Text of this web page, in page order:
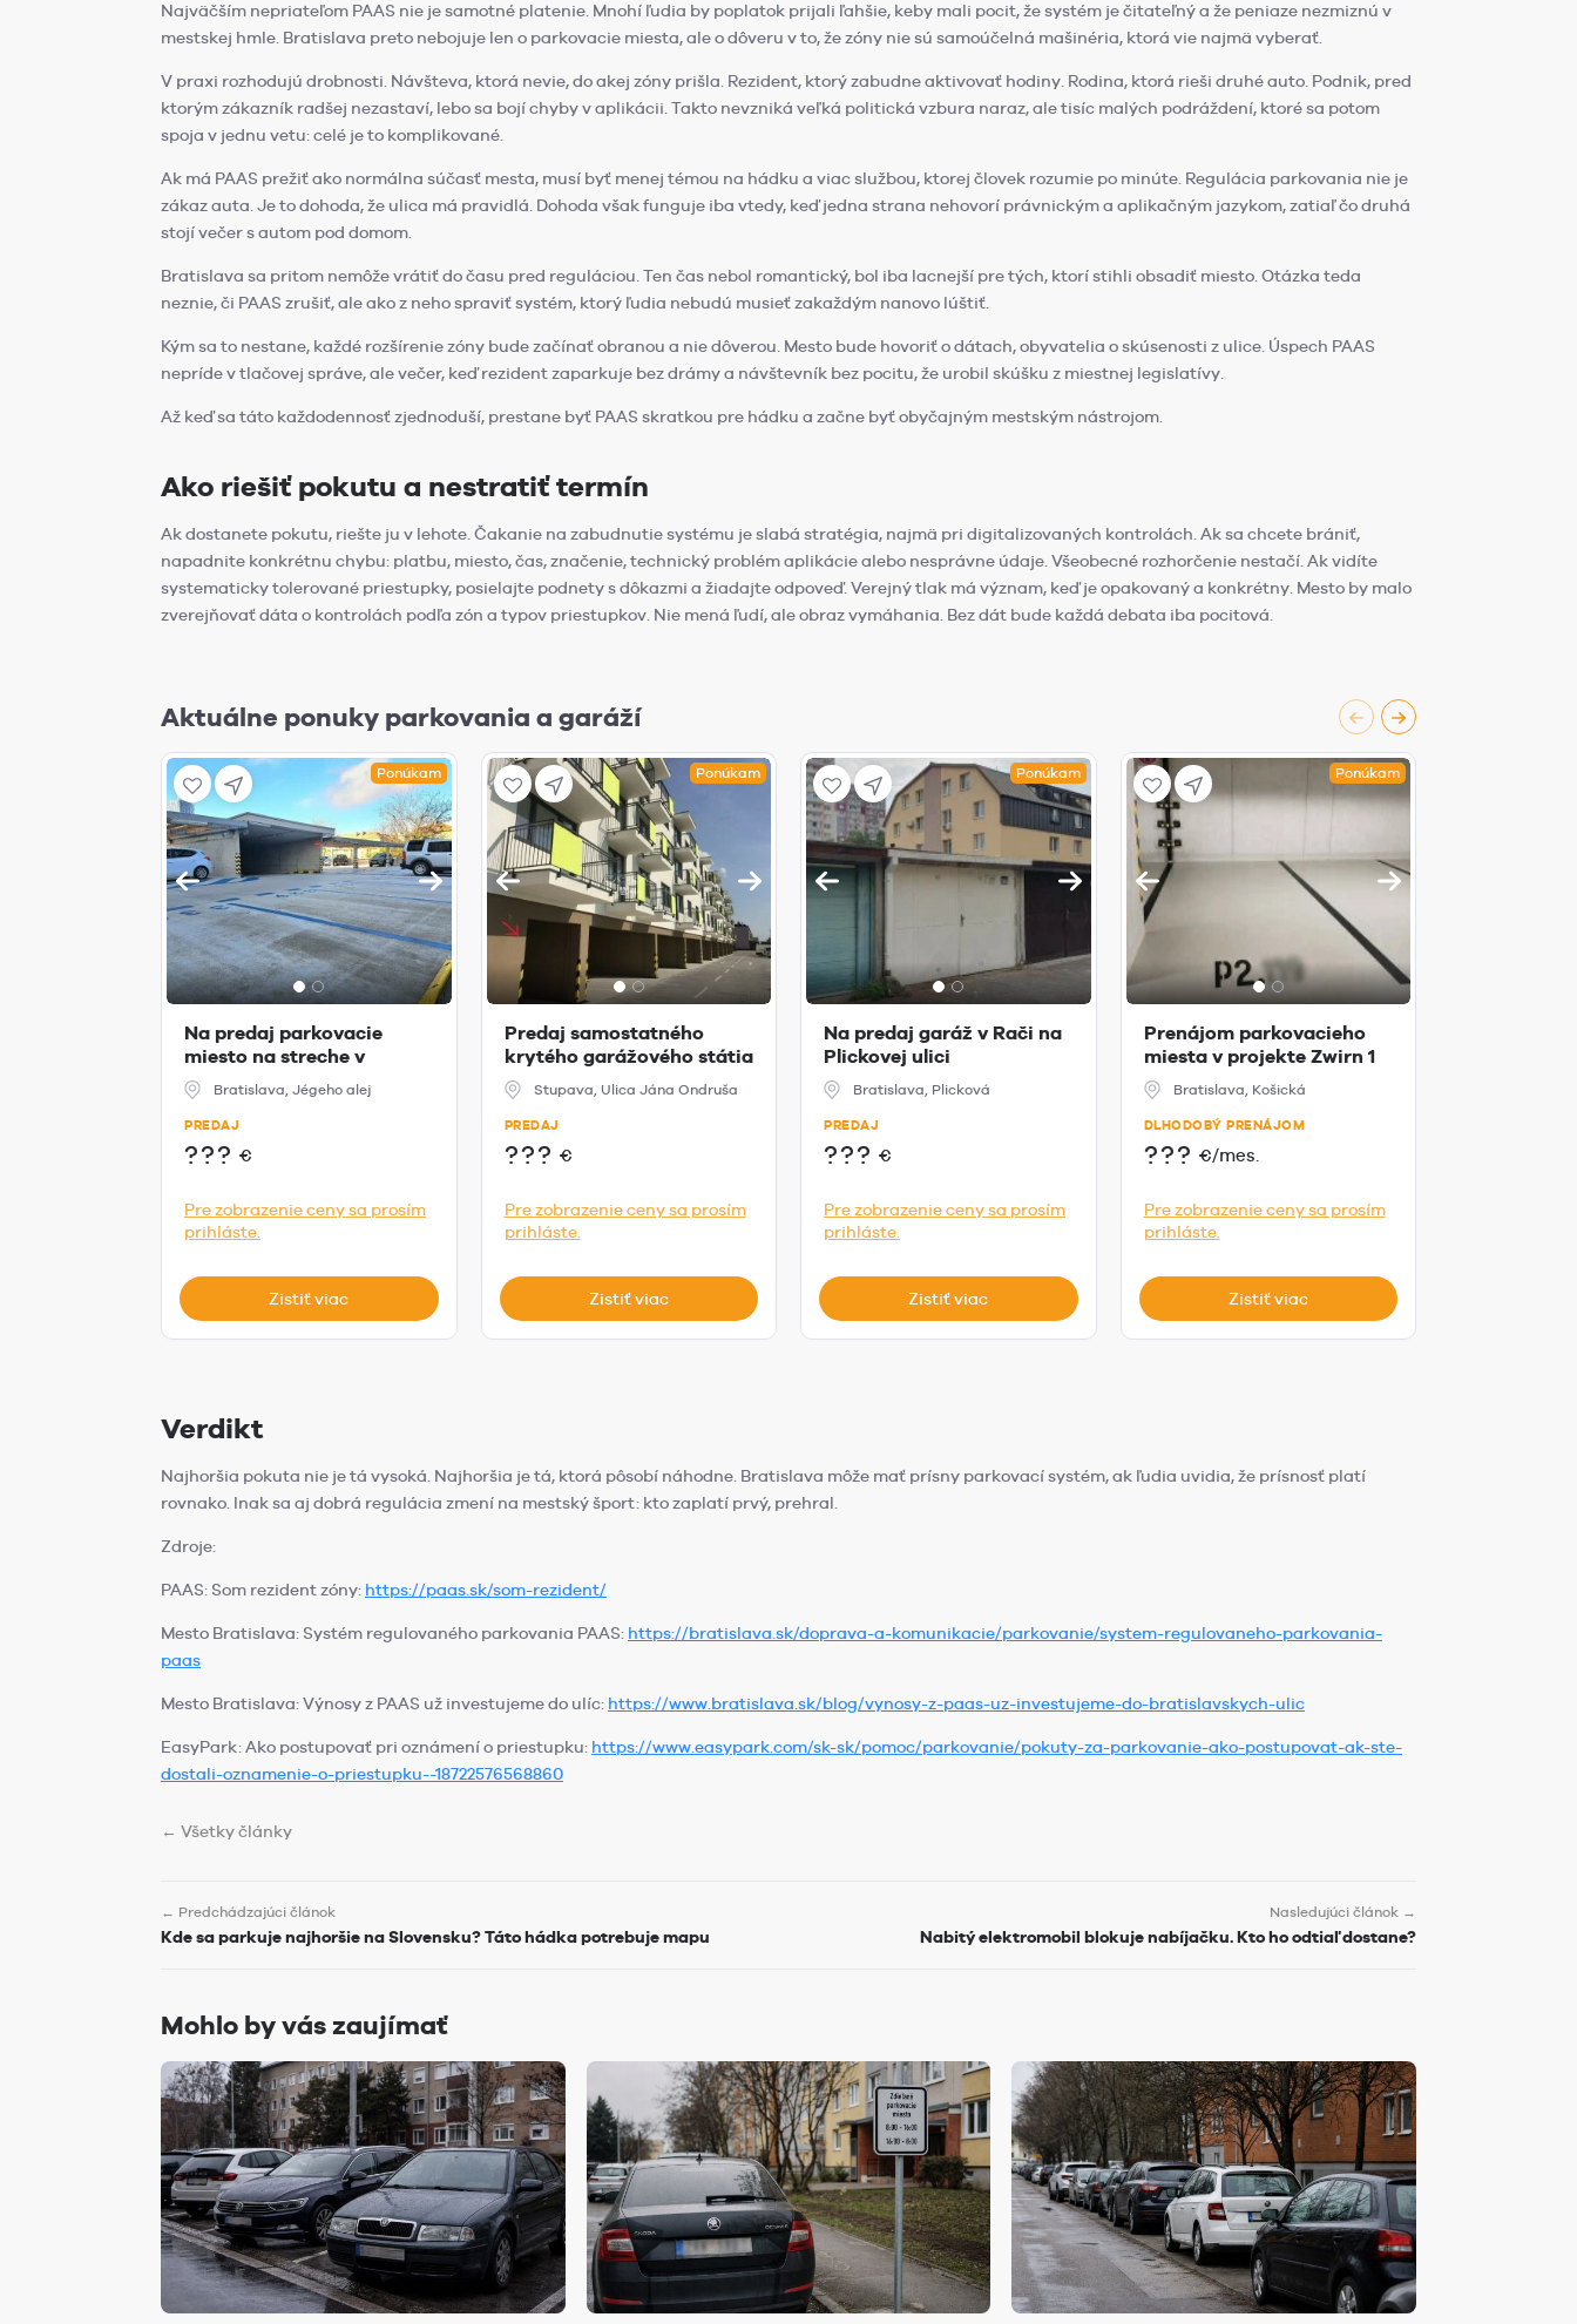
Najväčším nepriateľom PAAS nie je samotné platenie. Mnohí ľudia by poplatok prijali ľahšie, keby mali pocit, že systém je čitateľný a že peniaze nezmiznú v
mestskej hmle. Bratislava preto nebojuje len o parkovacie miesta, ale o dôveru v to, že zóny nie sú samoúčelná mašinéria, ktorá vie najmä vyberať.
V praxi rozhodujú drobnosti. Návšteva, ktorá nevie, do akej zóny prišla. Rezident, ktorý zabudne aktivovať hodiny. Rodina, ktorá rieši druhé auto. Podnik, pred
ktorým zákazník radšej nezastaví, lebo sa bojí chyby v aplikácii. Takto nevzniká veľká politická vzbura naraz, ale tisíc malých podráždení, ktoré sa potom
spoja v jednu vetu: celé je to komplikované.
Ak má PAAS prežiť ako normálna súčasť mesta, musí byť menej témou na hádku a viac službou, ktorej človek rozumie po minúte. Regulácia parkovania nie je
zákaz auta. Je to dohoda, že ulica má pravidlá. Dohoda však funguje iba vtedy, keď jedna strana nehovorí právnickým a aplikačným jazykom, zatiaľ čo druhá
stojí večer s autom pod domom.
Bratislava sa pritom nemôže vrátiť do času pred reguláciou. Ten čas nebol romantický, bol iba lacnejší pre tých, ktorí stihli obsadiť miesto. Otázka teda
neznie, či PAAS zrušiť, ale ako z neho spraviť systém, ktorý ľudia nebudú musieť zakaždým nanovo lúštiť.
Kým sa to nestane, každé rozšírenie zóny bude začínať obranou a nie dôverou. Mesto bude hovoriť o dátach, obyvatelia o skúsenosti z ulice. Úspech PAAS
nepríde v tlačovej správe, ale večer, keď rezident zaparkuje bez drámy a návštevník bez pocitu, že urobil skúšku z miestnej legislatívy.
Až keď sa táto každodennosť zjednoduší, prestane byť PAAS skratkou pre hádku a začne byť obyčajným mestským nástrojom.
Ako riešiť pokutu a nestratiť termín
Ak dostanete pokutu, riešte ju v lehote. Čakanie na zabudnutie systému je slabá stratégia, najmä pri digitalizovaných kontrolách. Ak sa chcete brániť,
napadnite konkrétnu chybu: platbu, miesto, čas, značenie, technický problém aplikácie alebo nesprávne údaje. Všeobecné rozhorčenie nestačí. Ak vidíte
systematicky tolerované priestupky, posielajte podnety s dôkazmi a žiadajte odpoveď. Verejný tlak má význam, keď je opakovaný a konkrétny. Mesto by malo
zverejňovať dáta o kontrolách podľa zón a typov priestupkov. Nie mená ľudí, ale obraz vymáhania. Bez dát bude každá debata iba pocitová.
Aktuálne ponuky parkovania a garáží
Ponúkam
Na predaj parkovacie
miesto na streche v
Jégeho aleji,...
Bratislava, Jégeho alej
PREDAJ
??? €
Pre zobrazenie ceny sa prosím
prihláste.
Zistiť viac
Ponúkam
Predaj samostatného
krytého garážového státia
v Stupave
Stupava, Ulica Jána Ondruša
PREDAJ
??? €
Pre zobrazenie ceny sa prosím
prihláste.
Zistiť viac
Ponúkam
Na predaj garáž v Rači na
Plickovej ulici
Bratislava, Plicková
PREDAJ
??? €
Pre zobrazenie ceny sa prosím
prihláste.
Zistiť viac
Ponúkam
Prenájom parkovacieho
miesta v projekte Zwirn 1
Bratislava, Košická
DLHODOBÝ PRENÁJOM
??? €/mes.
Pre zobrazenie ceny sa prosím
prihláste.
Zistiť viac
Verdikt
Najhoršia pokuta nie je tá vysoká. Najhoršia je tá, ktorá pôsobí náhodne. Bratislava môže mať prísny parkovací systém, ak ľudia uvidia, že prísnosť platí
rovnako. Inak sa aj dobrá regulácia zmení na mestský šport: kto zaplatí prvý, prehral.
Zdroje:
PAAS: Som rezident zóny: https://paas.sk/som-rezident/
Mesto Bratislava: Systém regulovaného parkovania PAAS: https://bratislava.sk/doprava-a-komunikacie/parkovanie/system-regulovaneho-parkovania-
paas
Mesto Bratislava: Výnosy z PAAS už investujeme do ulíc: https://www.bratislava.sk/blog/vynosy-z-paas-uz-investujeme-do-bratislavskych-ulic
EasyPark: Ako postupovať pri oznámení o priestupku: https://www.easypark.com/sk-sk/pomoc/parkovanie/pokuty-za-parkovanie-ako-postupovat-ak-ste-
dostali-oznamenie-o-priestupku--18722576568860
← Všetky články
← Predchádzajúci článok
Kde sa parkuje najhoršie na Slovensku? Táto hádka potrebuje mapu
Nasledujúci článok →
Nabitý elektromobil blokuje nabíjačku. Kto ho odtiaľ dostane?
Mohlo by vás zaujímať